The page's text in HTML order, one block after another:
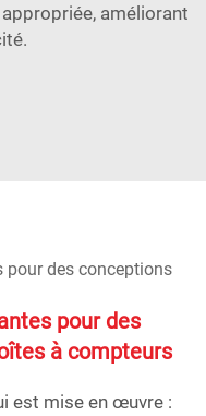
améliorant
pour des
à compteurs
est mise en œuvre :